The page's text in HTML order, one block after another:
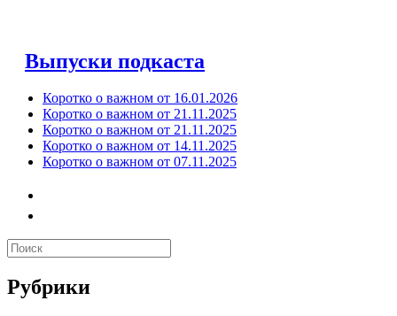
Выпуски подкаста
Коротко о важном от 16.01.2026
Коротко о важном от 21.11.2025
Коротко о важном от 21.11.2025
Коротко о важном от 14.11.2025
Коротко о важном от 07.11.2025
Рубрики